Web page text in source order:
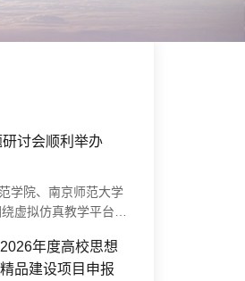
研讨会顺利举办
学院、南京师范大学
虚拟仿真教学平台、
案、裸眼3D虚仿系
例分享实践成果。此
年度高校思想
品建设项目申报